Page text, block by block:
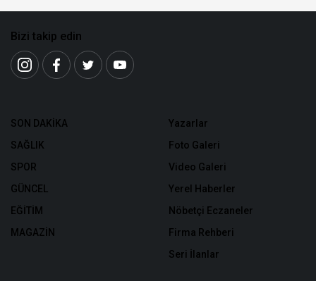
Bizi takip edin
SON DAKİKA
SAĞLIK
SPOR
GÜNCEL
EĞİTİM
MAGAZİN
Yazarlar
Foto Galeri
Video Galeri
Yerel Haberler
Nöbetçi Eczaneler
Firma Rehberi
Seri İlanlar